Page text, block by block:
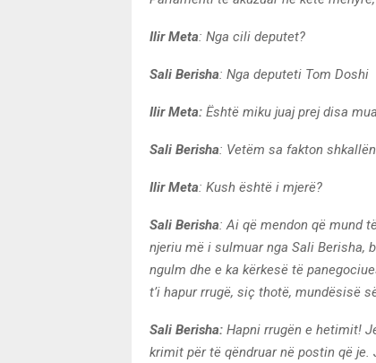
Ilir Meta: Nga cili deputet?
Sali Berisha: Nga deputeti Tom Doshi
Ilir Meta: Është miku juaj prej disa
Sali Berisha: Vetëm sa fakton
Ilir Meta: Kush është i mjerë?
Sali Berisha: Ai që mendon që mund
njeriu më i sulmuar nga Sali Berisha,
ngulm dhe e ka kërkesë të
t’i hapur rrugë, siç thotë, mundësisë
Sali Berisha: Hapni rrugën e hetimit!
krimit për të qëndruar në postin që je.